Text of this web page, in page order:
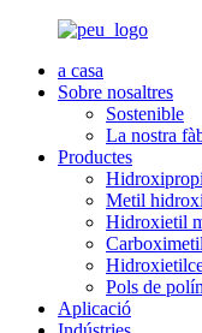
a casa
Sobre nosaltres
Sostenible
La nostra
Productes
Metil
Hidroxietil
Pols de
Aplicació